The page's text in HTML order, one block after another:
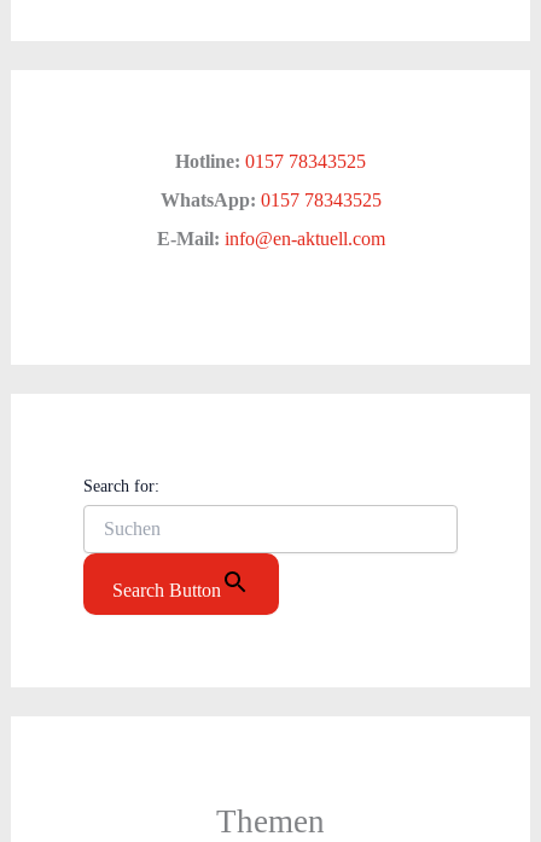
Hotline: 0157 78343525
WhatsApp: 0157 78343525
E-Mail: info@en-aktuell.com
Search for:
Search Button
Themen